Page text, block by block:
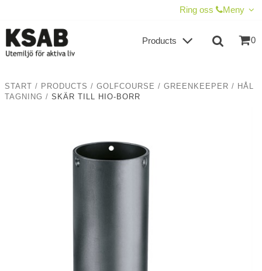
Ring oss Meny
0
Products
START / PRODUCTS / GOLFCOURSE / GREENKEEPER / HÅL
TAGNING / SKÄR TILL HIO-BORR
CHECKOUT